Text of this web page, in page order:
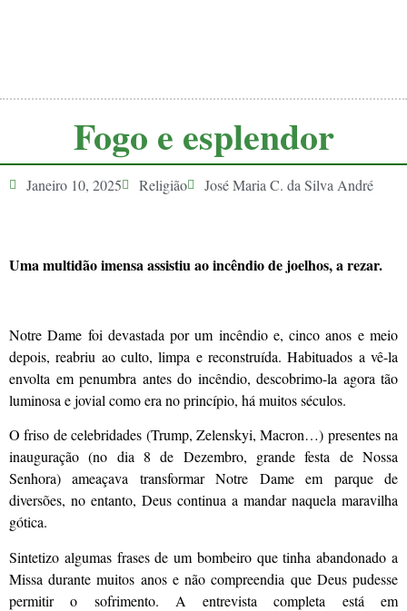
Fogo e esplendor
Janeiro 10, 2025 Religião José Maria C. da Silva André
Uma multidão imensa assistiu ao incêndio de joelhos, a rezar.
Notre Dame foi devastada por um incêndio e, cinco anos e meio
depois, reabriu ao culto, limpa e reconstruída. Habituados a vê-la
envolta em penumbra antes do incêndio, descobrimo-la agora tão
luminosa e jovial como era no princípio, há muitos séculos.
O friso de celebridades (Trump, Zelenskyi, Macron…) presentes na
inauguração (no dia 8 de Dezembro, grande festa de Nossa
Senhora) ameaçava transformar Notre Dame em parque de
diversões, no entanto, Deus continua a mandar naquela maravilha
gótica.
Sintetizo algumas frases de um bombeiro que tinha abandonado a
Missa durante muitos anos e não compreendia que Deus pudesse
permitir o sofrimento. A entrevista completa está em